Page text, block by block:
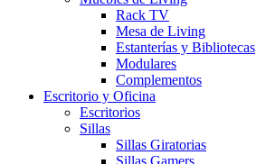
Rack TV
Mesa de Living
Estanterías y Bibliotecas
Modulares
Complementos
Escritorio y Oficina
Escritorios
Sillas
Sillas Giratorias
Sillas Gamers